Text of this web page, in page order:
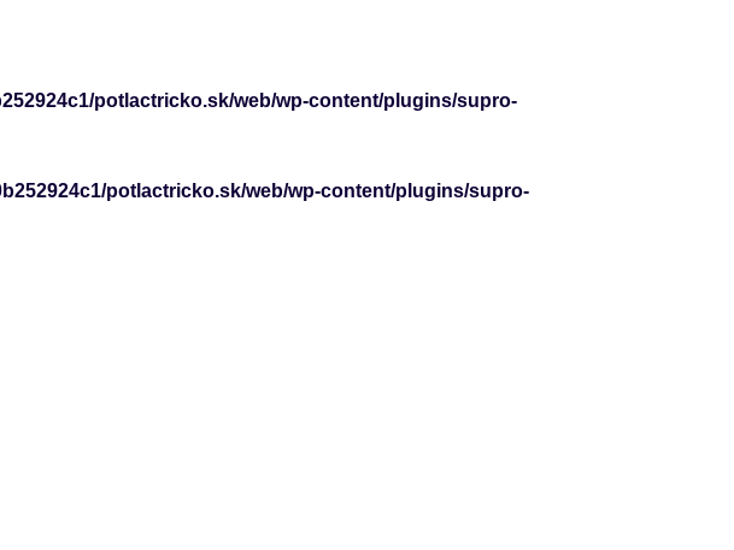
potlactricko.sk/web/wp-content/plugins/supro-
potlactricko.sk/web/wp-content/plugins/supro-